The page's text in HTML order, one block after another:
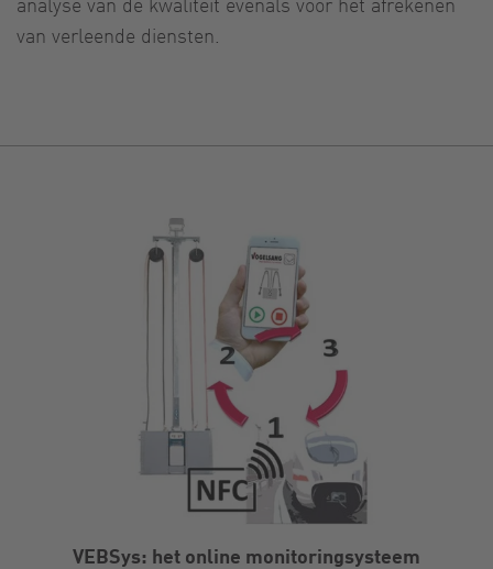
van verleende diensten.
VEBSys: het online monitoringsysteem